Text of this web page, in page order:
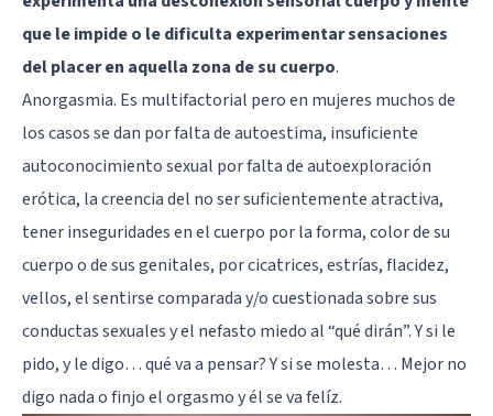
que le impide o le dificulta experimentar sensaciones
del placer en aquella zona de su cuerpo.
Anorgasmia. Es multifactorial pero en mujeres muchos de
los casos se dan por falta de autoestima, insuficiente
autoconocimiento sexual por falta de autoexploración
erótica, la creencia del no ser suficientemente atractiva,
tener inseguridades en el cuerpo por la forma, color de su
cuerpo o de sus genitales, por cicatrices, estrías, flacidez,
vellos, el sentirse comparada y/o cuestionada sobre sus
conductas sexuales y el nefasto miedo al “qué dirán”. Y si le
pido, y le digo… qué va a pensar? Y si se molesta… Mejor no
digo nada o finjo el orgasmo y él se va felíz.